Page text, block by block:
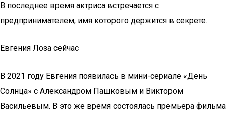
В последнее время актриса встречается с
предпринимателем, имя которого держится в секрете.
Евгения Лоза сейчас
В 2021 году Евгения появилась в мини-сериале «День
Солнца» с Александром Пашковым и Виктором
Васильевым. В это же время состоялась премьера фильма